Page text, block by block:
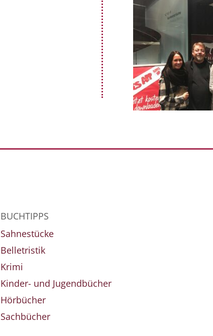
BUCHTIPPS
Sahnestücke
Belletristik
Krimi
Kinder- und Jugendbücher
Hörbücher
Sachbücher